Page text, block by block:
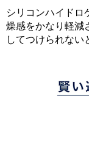
シリコンハイドロ
燥感をかなり軽減
してつけられない